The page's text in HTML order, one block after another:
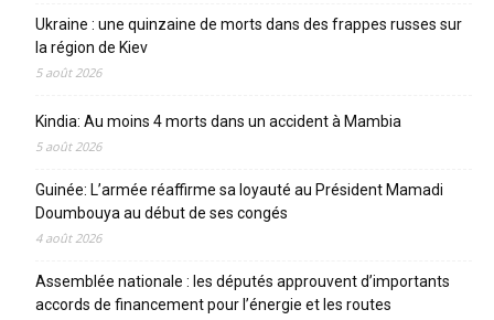
Ukraine : une quinzaine de morts dans des frappes russes sur
la région de Kiev
5 août 2026
Kindia: Au moins 4 morts dans un accident à Mambia
5 août 2026
Guinée: L’armée réaffirme sa loyauté au Président Mamadi
Doumbouya au début de ses congés
4 août 2026
Assemblée nationale : les députés approuvent d’importants
accords de financement pour l’énergie et les routes